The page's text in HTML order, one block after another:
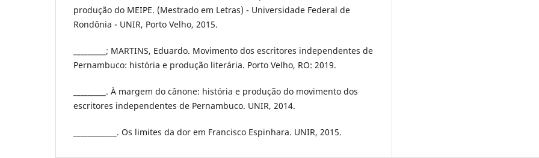
produção do MEIPE. (Mestrado em Letras) - Universidade Federal de
Rondônia - UNIR, Porto Velho, 2015.
_________; MARTINS, Eduardo. Movimento dos escritores independentes de
Pernambuco: história e produção literária. Porto Velho, RO: 2019.
_________. À margem do cânone: história e produção do movimento dos
escritores independentes de Pernambuco. UNIR, 2014.
____________. Os limites da dor em Francisco Espinhara. UNIR, 2015.